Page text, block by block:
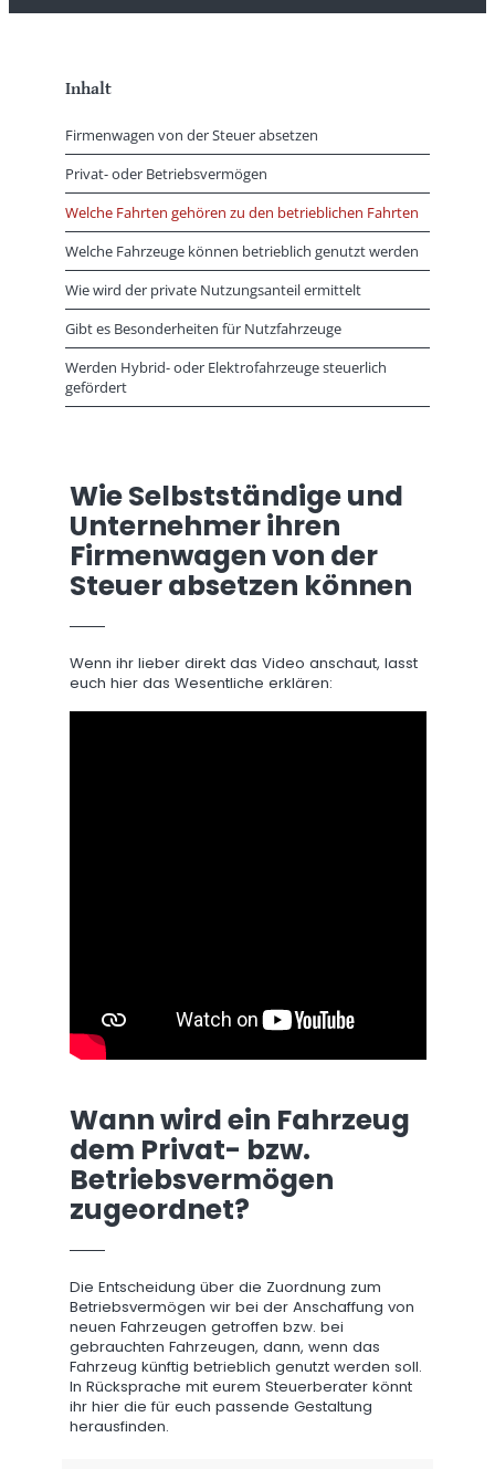
Wie Selbstständige und
Unternehmer ihren
Firmenwagen von der
Steuer absetzen können
Wenn ihr lieber direkt das Video anschaut, lasst
euch hier das Wesentliche erklären:
Wann wird ein Fahrzeug
dem Privat- bzw.
Betriebsvermögen
zugeordnet?
Die Entscheidung über die Zuordnung zum
Betriebsvermögen wir bei der Anschaffung von
neuen Fahrzeugen getroffen bzw. bei
gebrauchten Fahrzeugen, dann, wenn das
Fahrzeug künftig betrieblich genutzt werden soll.
In Rücksprache mit eurem Steuerberater könnt
ihr hier die für euch passende Gestaltung
herausfinden.
Inhalt
Firmenwagen von der Steuer absetzen
Privat- oder Betriebsvermögen
Welche Fahrten gehören zu den betrieblichen Fahrten
Welche Fahrzeuge können betrieblich genutzt werden
Wie wird der private Nutzungsanteil ermittelt
Gibt es Besonderheiten für Nutzfahrzeuge
Werden Hybrid- oder Elektrofahrzeuge steuerlich
gefördert